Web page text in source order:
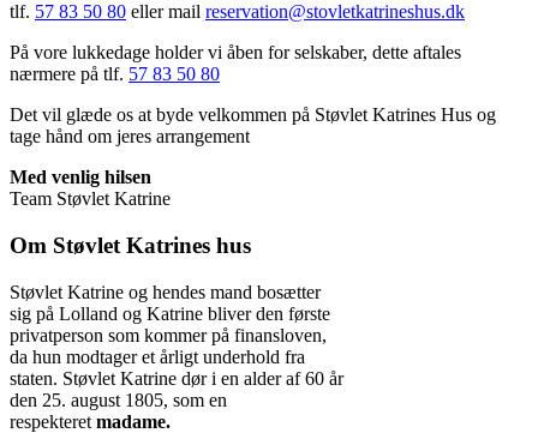
tlf. 57 83 50 80 eller mail reservation@stovletkatrineshus.dk
På vore lukkedage holder vi åben for selskaber, dette aftales
nærmere på tlf. 57 83 50 80
Det vil glæde os at byde velkommen på Støvlet Katrines Hus og
tage hånd om jeres arrangement
Med venlig hilsen
Team Støvlet Katrine
Om Støvlet Katrines hus
Støvlet Katrine og hendes mand bosætter
sig på Lolland og Katrine bliver den første
privatperson som kommer på finansloven,
da hun modtager et årligt underhold fra
staten. Støvlet Katrine dør i en alder af 60 år
den 25. august 1805, som en
respekteret madame.